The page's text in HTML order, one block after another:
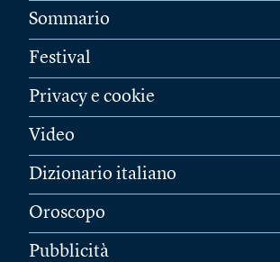
Sommario
Festival
Privacy e cookie
Video
Dizionario italiano
Oroscopo
Pubblicità